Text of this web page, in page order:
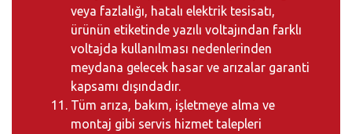
veya fazlalığı, hatalı elektrik tesisatı,
ürünün etiketinde yazılı voltajından farklı
voltajda kullanılması nedenlerinden
meydana gelecek hasar ve arızalar garanti
kapsamı dışındadır.
Tüm arıza, bakım, işletmeye alma ve
montaj gibi servis hizmet talepleri